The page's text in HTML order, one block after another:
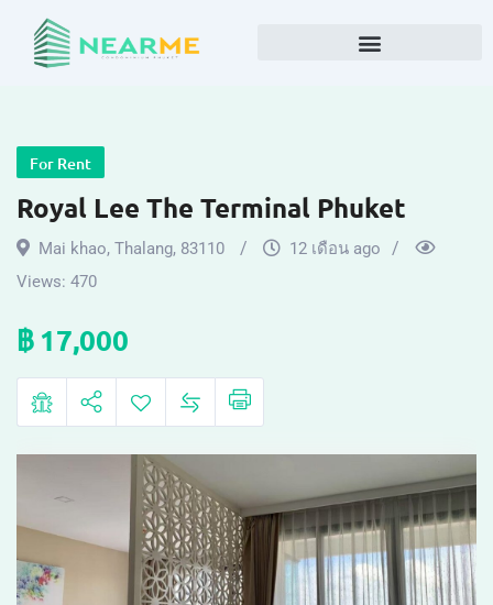
For Rent
Royal Lee The Terminal Phuket
Mai khao, Thalang, 83110
12 เดือน ago
Views: 470
฿ 17,000